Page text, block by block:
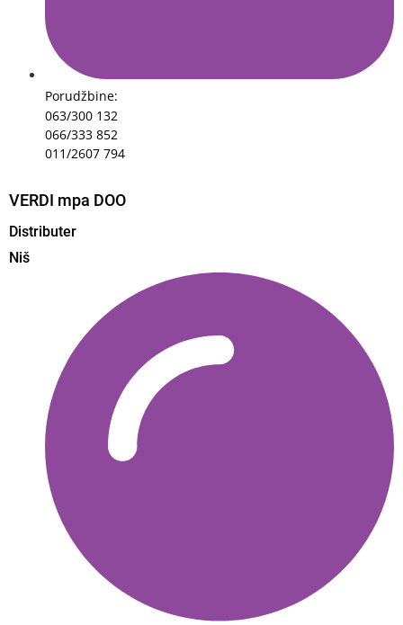
Porudžbine:
063/300 132
066/333 852
011/2607 794
VERDI mpa DOO
Distributer
Niš